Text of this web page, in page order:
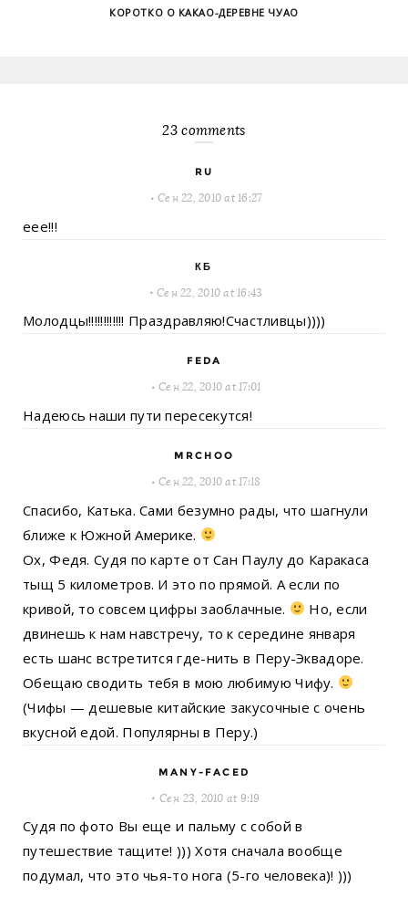
КОРОТКО О КАКАО-ДЕРЕВНЕ ЧУАО
23 comments
RU
Сен 22, 2010 at 16:27
eee!!!
КБ
Сен 22, 2010 at 16:43
Молодцы!!!!!!!!!!!! Праздравляю!Счастливцы))))
FEDA
Сен 22, 2010 at 17:01
Надеюсь наши пути пересекутся!
MRCHOO
Сен 22, 2010 at 17:18
Спасибо, Катька. Сами безумно рады, что шагнули
ближе к Южной Америке.
Ох, Федя. Судя по карте от Сан Паулу до Каракаса
тыщ 5 километров. И это по прямой. А если по
кривой, то совсем цифры заоблачные.
Но, если
двинешь к нам навстречу, то к середине января
есть шанс встретится где-нить в Перу-Эквадоре.
Обещаю сводить тебя в мою любимую Чифу.
(Чифы — дешевые китайские закусочные с очень
вкусной едой. Популярны в Перу.)
MANY-FACED
Сен 23, 2010 at 9:19
Судя по фото Вы еще и пальму с собой в
путешествие тащите! ))) Хотя сначала вообще
подумал, что это чья-то нога (5-го человека)! )))